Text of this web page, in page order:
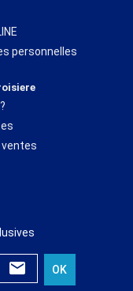
personnelles
ventes
OK